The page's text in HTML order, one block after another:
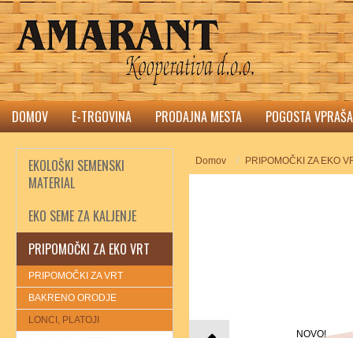
DOMOV E-TRGOVINA PRODAJNA MESTA POGOSTA
EKOLOŠKI SEMENSKI
MATERIAL
EKO SEME ZA KALJENJE
PRIPOMOČKI ZA EKO VRT
PRIPOMOČKI ZA VRT
BAKRENO ORODJE
LONCI, PLATOJI
Domov PRIPOMOČKI ZA EKO
NOVO!